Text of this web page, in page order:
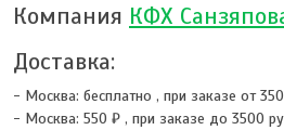
Компания КФХ
Доставка:
- Москва: бесплатно , при заказе от
- Москва: 550 ₽ , при заказе до 3500